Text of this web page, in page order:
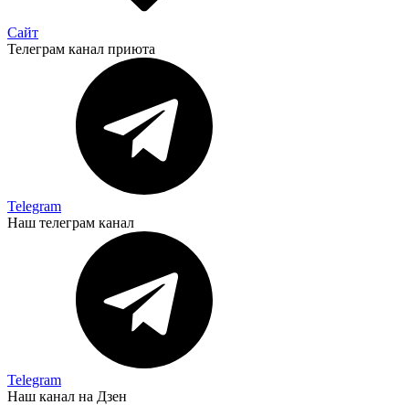
Сайт
Телеграм канал приюта
Telegram
Наш телеграм канал
Telegram
Наш канал на Дзен